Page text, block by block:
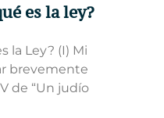
es la ley?
la Ley? (I) Mi
brevemente
de “Un judío